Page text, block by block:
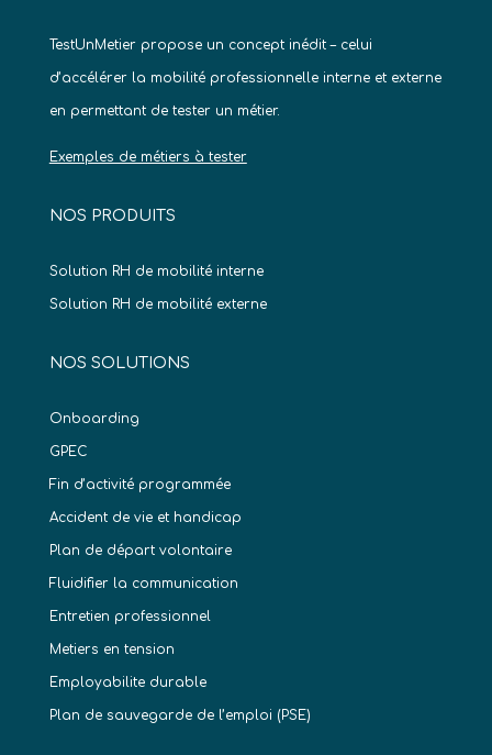
TestUnMetier propose un concept inédit – celui
d’accélérer la mobilité professionnelle interne et externe
en permettant de tester un métier.
Exemples de métiers à tester
NOS PRODUITS
Solution RH de mobilité interne
Solution RH de mobilité externe
NOS SOLUTIONS
Onboarding
GPEC
Fin d’activité programmée
Accident de vie et handicap
Plan de départ volontaire
Fluidifier la communication
Entretien professionnel
Metiers en tension
Employabilite durable
Plan de sauvegarde de l’emploi (PSE)